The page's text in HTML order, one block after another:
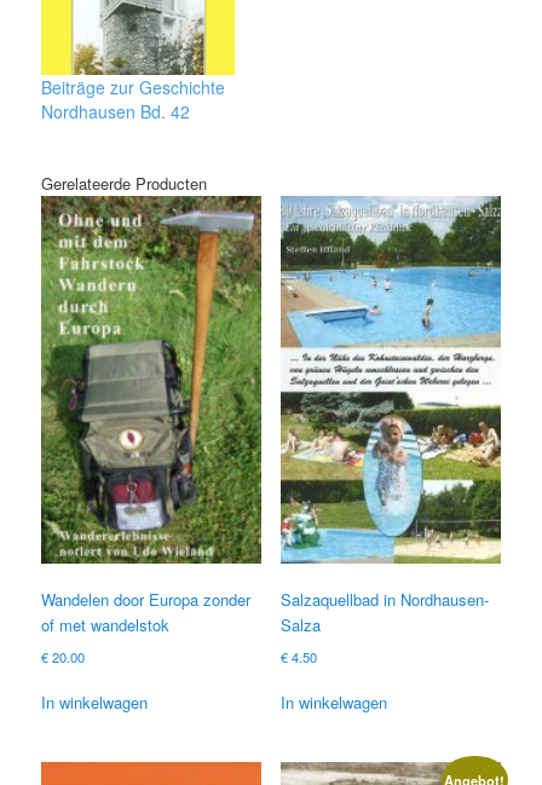
Beiträge zur Geschichte
Nordhausen Bd. 42
Gerelateerde Producten
Wandelen door Europa zonder
of met wandelstok
€20.00
In winkelwagen
Salzaquellbad in Nordhausen-
Salza
€4.50
In winkelwagen
Angebot!